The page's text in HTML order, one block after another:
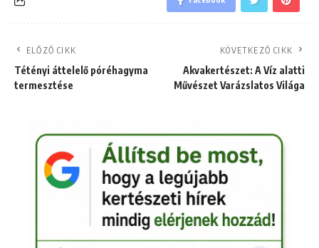
ELŐZŐ CIKK
Tétényi áttelelő póréhagyma
termesztése
KÖVETKEZŐ CIKK
Akvakertészet: A Víz alatti
Művészet Varázslatos Világa